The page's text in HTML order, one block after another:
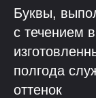
Буквы,
с течением
полгода
оттенок